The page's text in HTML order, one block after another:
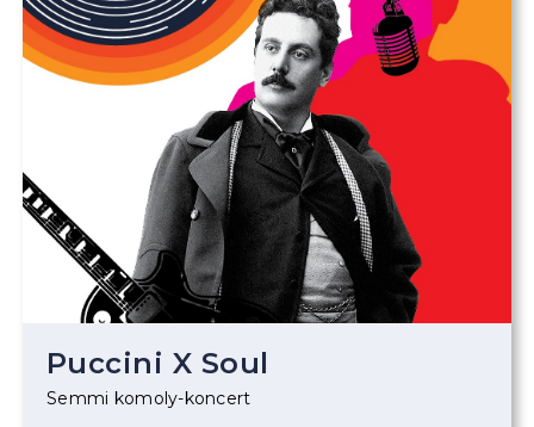
Puccini X Soul
Semmi komoly-koncert